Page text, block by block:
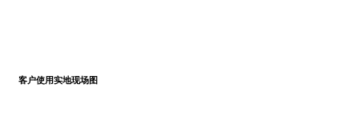
客户使用实地现场图